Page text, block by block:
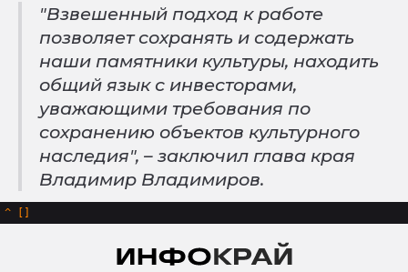
"Взвешенный подход к работе
позволяет сохранять и содержать
наши памятники культуры, находить
общий язык с инвесторами,
уважающими требования по
сохранению объектов культурного
наследия", – заключил глава края
Владимир Владимиров.
^